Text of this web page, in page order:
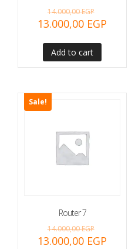
14.000,00EGP
13.000,00 EGP
Add to cart
Sale!
Router 7
14.000,00EGP
13.000,00 EGP